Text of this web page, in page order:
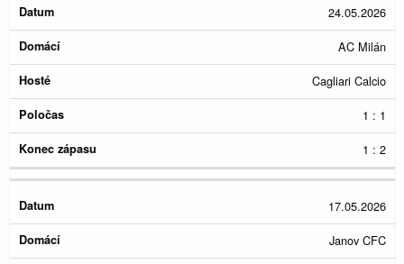
Datum
Konec
zápasu
24.05.2026
AC Milán
Cagliari Calcio
1 : 1
1 : 2
17.05.2026
Janov CFC